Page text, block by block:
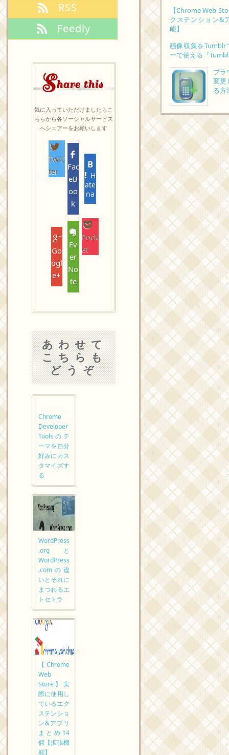
RSS
Feedly
Share this
気に入っていただけましたらこ
ちらから各ソーシャルサービス
へシェアーをお願いします
Twit
ter
Fac
eB
oo
k
H
ate
na
Go
ogl
e+
Ev
er
No
te
Pock
et
あわせて
こちらも
どうぞ
Chrome
Developer
Toolsのテ
ーマを自分
好みにカス
タマイズす
る
WordPress
.orgと
WordPress
.comの違
いとそれに
まつわるエ
トセトラ
【Chrome
Web
Store】実
際に使用し
ているエク
ステンショ
ン&アプリ
まとめ14
個【拡張機
能】
【Chrome Web
クステンション&
能】
画像収集をTumblr
ーで使える『
ブラ
変更
る方